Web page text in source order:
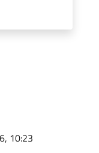
10:23